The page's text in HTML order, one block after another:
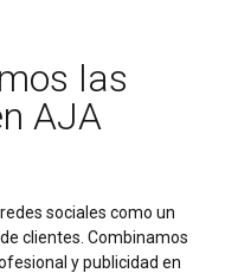
las
AJA
sociales como un
clientes. Combinamos
y publicidad en